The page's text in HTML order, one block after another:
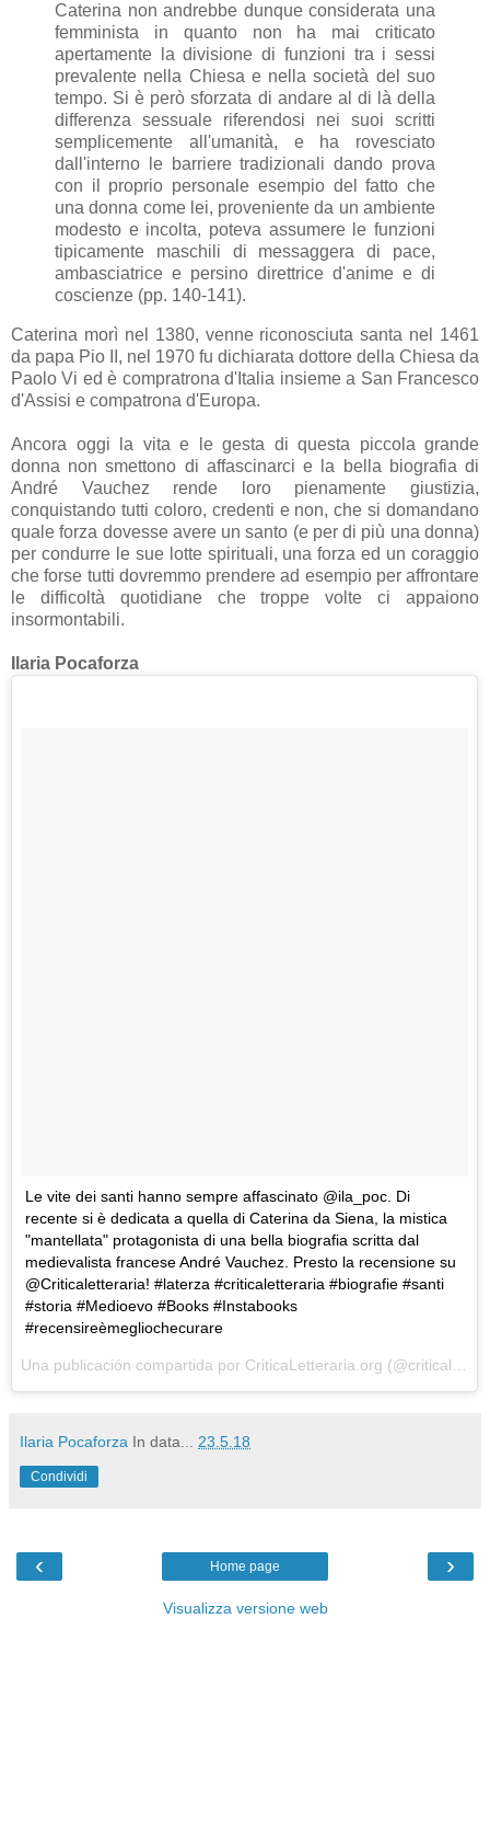
Caterina non andrebbe dunque considerata una
femminista in quanto non ha mai criticato
apertamente la divisione di funzioni tra i sessi
prevalente nella Chiesa e nella società del suo
tempo. Si è però sforzata di andare al di là della
differenza sessuale riferendosi nei suoi scritti
semplicemente all'umanità, e ha rovesciato
dall'interno le barriere tradizionali dando prova
con il proprio personale esempio del fatto che
una donna come lei, proveniente da un ambiente
modesto e incolta, poteva assumere le funzioni
tipicamente maschili di messaggera di pace,
ambasciatrice e persino direttrice d'anime e di
coscienze (pp. 140-141).
Caterina morì nel 1380, venne riconosciuta santa nel 1461
da papa Pio II, nel 1970 fu dichiarata dottore della Chiesa da
Paolo Vi ed è compratrona d'Italia insieme a San Francesco
d'Assisi e compatrona d'Europa.
Ancora oggi la vita e le gesta di questa piccola grande
donna non smettono di affascinarci e la bella biografia di
André Vauchez rende loro pienamente giustizia,
conquistando tutti coloro, credenti e non, che si domandano
quale forza dovesse avere un santo (e per di più una donna)
per condurre le sue lotte spirituali, una forza ed un coraggio
che forse tutti dovremmo prendere ad esempio per affrontare
le difficoltà quotidiane che troppe volte ci appaiono
insormontabili.
Ilaria Pocaforza
Le vite dei santi hanno sempre affascinato @ila_poc. Di
recente si è dedicata a quella di Caterina da Siena, la mistica
"mantellata" protagonista di una bella biografia scritta dal
medievalista francese André Vauchez. Presto la recensione su
@Criticaletteraria! #laterza #criticaletteraria #biografie #santi
#storia #Medioevo #Books #Instabooks
#recensireèmegliochecurare
Una publicación compartida por CriticaLetteraria.org (@criticaletteraria) el
Ilaria Pocaforza In data... 23.5.18
Condividi
‹ ›
Home page
Visualizza versione web